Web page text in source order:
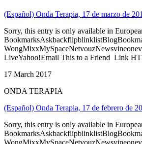
(Español) Onda Terapia, 17 de marzo de
Sorry, this entry is only available in
LiveYahoo!Email This to a Friend Link
17 March 2017
ONDA TERAPIA
(Español) Onda Terapia, 17 de febrero de
Sorry, this entry is only available in